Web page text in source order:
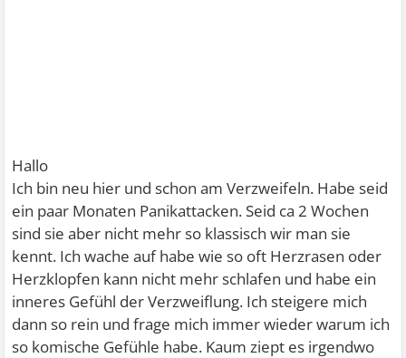
Hallo
Ich bin neu hier und schon am Verzweifeln. Habe seid
ein paar Monaten Panikattacken. Seid ca 2 Wochen
sind sie aber nicht mehr so klassisch wir man sie
kennt. Ich wache auf habe wie so oft Herzrasen oder
Herzklopfen kann nicht mehr schlafen und habe ein
inneres Gefühl der Verzweiflung. Ich steigere mich
dann so rein und frage mich immer wieder warum ich
so komische Gefühle habe. Kaum ziept es irgendwo